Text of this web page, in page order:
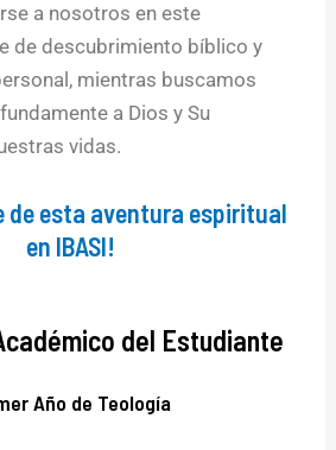
a nosotros en este
de descubrimiento bíblico y
mientras buscamos
a Dios y Su
vidas.
de esta aventura espiritual
en IBASI!
del Estudiante
Año de Teología